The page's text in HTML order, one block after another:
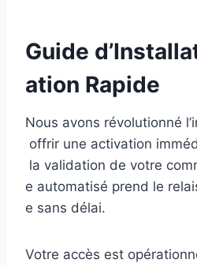
Guide
ation Rapide
Nous avons révolutionné
offrir une activation
la validation de votre
e automatisé prend le
e sans délai.
Votre accès est